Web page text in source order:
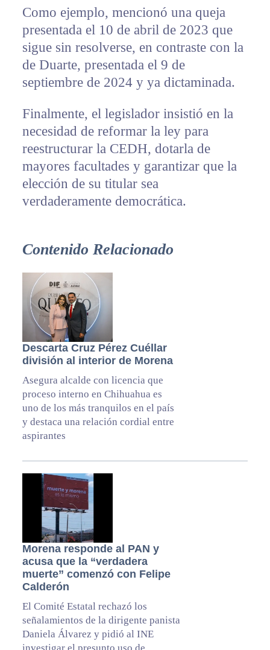
Como ejemplo, mencionó una queja
presentada el 10 de abril de 2023 que
sigue sin resolverse, en contraste con la
de Duarte, presentada el 9 de
septiembre de 2024 y ya dictaminada.
Finalmente, el legislador insistió en la
necesidad de reformar la ley para
reestructurar la CEDH, dotarla de
mayores facultades y garantizar que la
elección de su titular sea
verdaderamente democrática.
Contenido Relacionado
Descarta Cruz Pérez Cuéllar
división al interior de Morena
Asegura alcalde con licencia que
proceso interno en Chihuahua es
uno de los más tranquilos en el país
y destaca una relación cordial entre
aspirantes
Morena responde al PAN y
acusa que la “verdadera
muerte” comenzó con Felipe
Calderón
El Comité Estatal rechazó los
señalamientos de la dirigente panista
Daniela Álvarez y pidió al INE